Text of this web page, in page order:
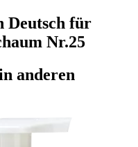
Deutsch für
Nr.25
anderen